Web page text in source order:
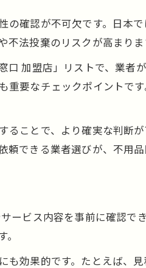
不用品回収で小型家電リサイ
モバイルバッテリーの不用品
不用品回収業者が対応する新
賢い処分方法と不用品回収の
不用品回収窓口口コミから知
不用品回収業者と店頭回収の
確認が不可欠です。日本
法投棄のリスクが高まりま
口 加盟店」リストで、業
要なチェックポイントで
ることで、より確実な判断
できる業者選びが、不用品
ービス内容を事前に確認
も効果的です。たとえば、